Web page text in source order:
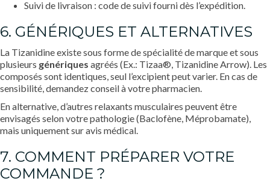
Suivi de livraison : code de suivi fourni dès l’expédition.
6. GÉNÉRIQUES ET ALTERNATIVES
La Tizanidine existe sous forme de spécialité de marque et sous
plusieurs génériques agréés (Ex.: Tizaa®, Tizanidine Arrow). Les
composés sont identiques, seul l’excipient peut varier. En cas de
sensibilité, demandez conseil à votre pharmacien.
En alternative, d’autres relaxants musculaires peuvent être
envisagés selon votre pathologie (Baclofène, Méprobamate),
mais uniquement sur avis médical.
7. COMMENT PRÉPARER VOTRE
COMMANDE ?